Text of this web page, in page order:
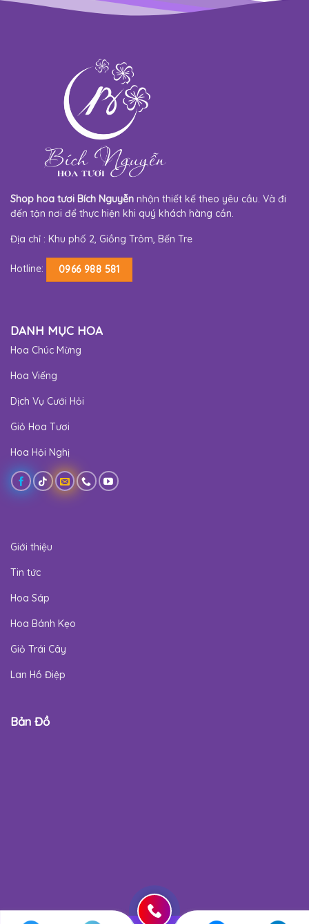
Shop hoa tươi Bích Nguyễn nhận thiết kế theo yêu cầu. Và đi
đến tận nơi để thực hiện khi quý khách hàng cần.
Địa chỉ : Khu phố 2, Giồng Trôm, Bến Tre
Hotline: 0966 988 581
DANH MỤC HOA
Hoa Chúc Mừng
Hoa Viếng
Dịch Vụ Cưới Hỏi
Giỏ Hoa Tươi
Hoa Hội Nghị
Giới thiệu
Tin tức
Hoa Sáp
Hoa Bánh Kẹo
Giỏ Trái Cây
Lan Hồ Điệp
Bản Đồ